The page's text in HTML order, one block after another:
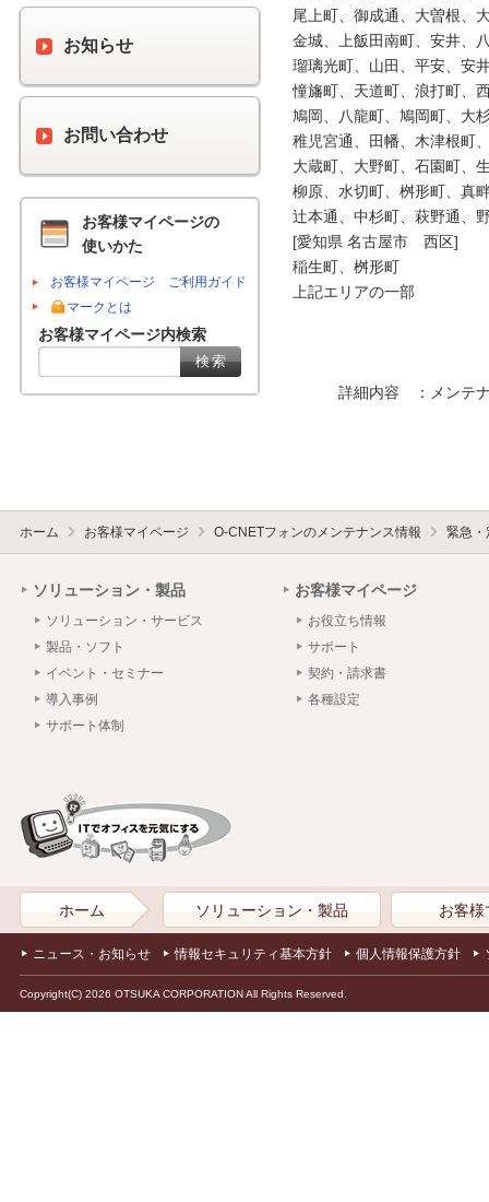
尾上町、御成通、大曽根、
金城、上飯田南町、安井、
瑠璃光町、山田、平安、安
憧旛町、天道町、浪打町、
鳩岡、八龍町、鳩岡町、大
稚児宮通、田幡、木津根町
大蔵町、大野町、石園町、
柳原、水切町、桝形町、真
辻本通、中杉町、萩野通、
[愛知県 名古屋市　西区]
稲生町、桝形町
上記エリアの一部
詳細内容　：メンテナ
お知らせ
お問い合わせ
お客様マイページの
使いかた
お客様マイページ ご利用ガイド
マークとは
お客様マイページ内検索
ホーム お客様マイページ O-CNETフォンのメンテナンス情報 緊急・
ソリューション・製品
ソリューション・サービス
製品・ソフト
イベント・セミナー
導入事例
サポート体制
お客様マイページ
お役立ち情報
サポート
契約・請求書
各種設定
ホーム ソリューション・製品 お客様
ニュース・お知らせ 情報セキュリティ基本方針 個人情報保護方針
Copyright(C) 2026 OTSUKA CORPORATION All Rights Reserved.